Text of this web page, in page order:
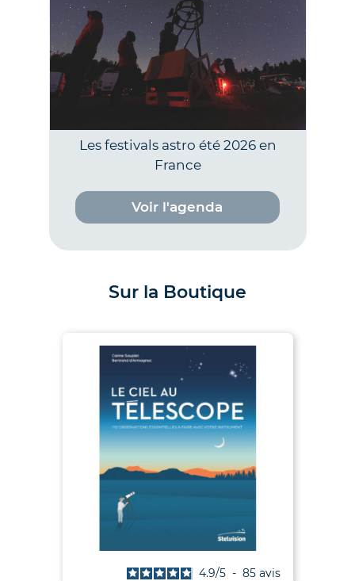
Les festivals astro été 2026 en
France
Voir l'agenda
Sur la Boutique
4.9/5 - 85 avis